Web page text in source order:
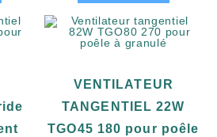
VENTILATEUR
TANGENTIEL 22W
TGO45 180 pour poêle